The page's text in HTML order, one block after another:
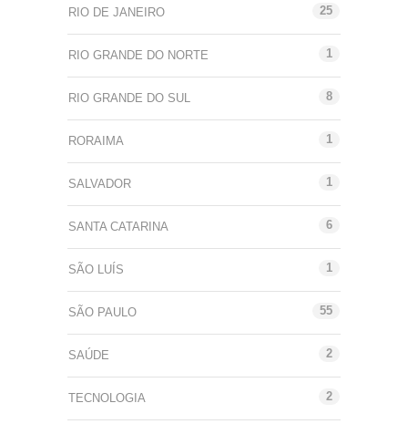
RIO DE JANEIRO 25
RIO GRANDE DO NORTE 1
RIO GRANDE DO SUL 8
RORAIMA 1
SALVADOR 1
SANTA CATARINA 6
SÃO LUÍS 1
SÃO PAULO 55
SAÚDE 2
TECNOLOGIA 2